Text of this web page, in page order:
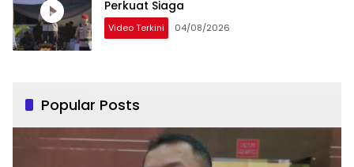
Perkuat Siaga
Video Terkini 04/08/2026
Popular Posts